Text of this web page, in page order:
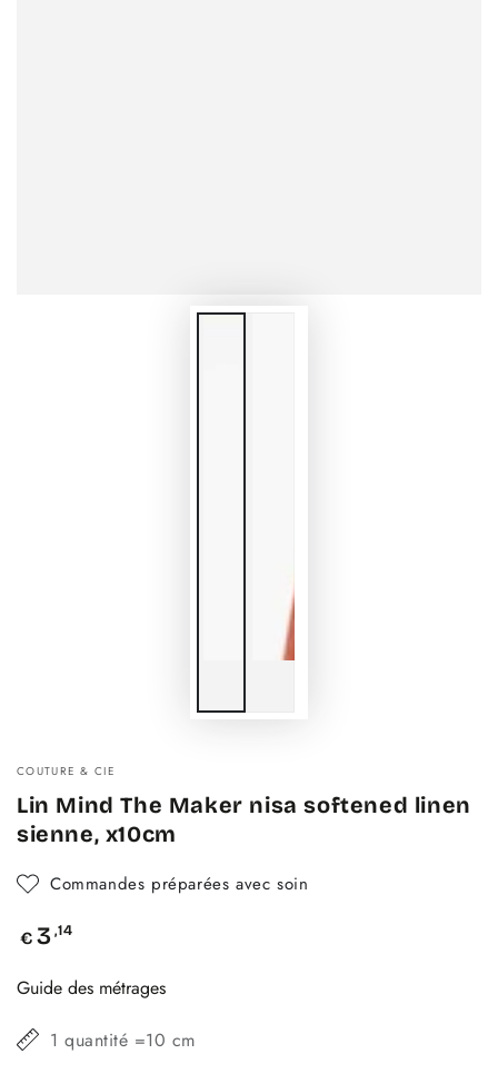
COUTURE & CIE
Lin Mind The Maker nisa softened linen
sienne, x10cm
Commandes préparées avec soin
Prix
€ 3,14
Guide des métrages
1 quantité =10 cm